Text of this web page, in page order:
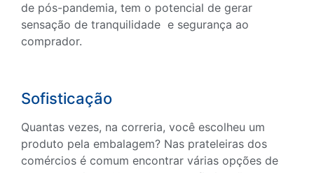
de pós-pandemia, tem o potencial de gerar
sensação de tranquilidade e segurança ao
comprador.
Sofisticação
Quantas vezes, na correria, você escolheu um
produto pela embalagem? Nas prateleiras dos
comércios é comum encontrar várias opções de